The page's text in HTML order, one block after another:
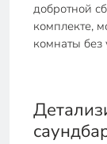
добротной
комплекте,
комнаты без